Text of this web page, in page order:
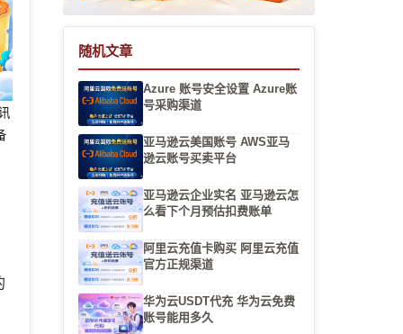
随机文章
Azure 账号安全设置 Azure账
号采购渠道
亚马逊云美国账号 AWS亚马
逊云账号买卖平台
亚马逊云企业实名 亚马逊云怎
么看下个月预估扣费账单
阿里云充值卡购买 阿里云充值
官方正规渠道
华为云USDT代充 华为云免费
账号能用多久